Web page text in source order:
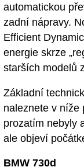
automatickou
zadní nápravy.
Efficient
energie skrze
starších modelů
Základní
naleznete v níže
prozatím nebyly
ale objeví
BMW 730d